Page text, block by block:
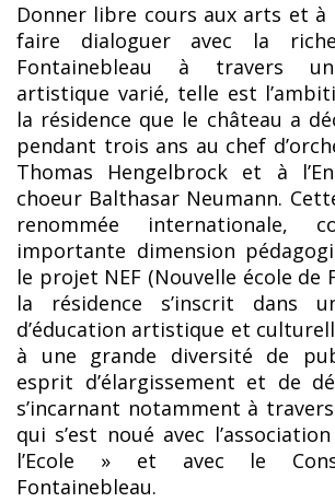
Donner libre cours aux arts et à
faire dialoguer avec la
Fontainebleau à travers
artistique varié, telle est
la résidence que le château a
pendant trois ans au chef
Thomas Hengelbrock et à
choeur Balthasar Neumann.
renommée internationale,
importante dimension
le projet NEF (Nouvelle école de
la résidence s’inscrit dans
d’éducation artistique et
à une grande diversité de
esprit d’élargissement et de
s’incarnant notamment à
qui s’est noué avec
l’Ecole » et avec le
Fontainebleau.